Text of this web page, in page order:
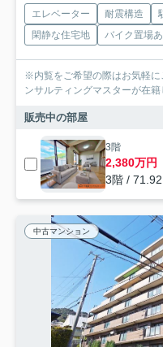
エレベーター 耐震構造
閑静な住宅地
バイク置場あ
※内覧をご希望の際はお気軽にご連絡くださ
ンサルティングマスターが在
販売中の部屋
3階
2,380万円
3階 /
中古マンション